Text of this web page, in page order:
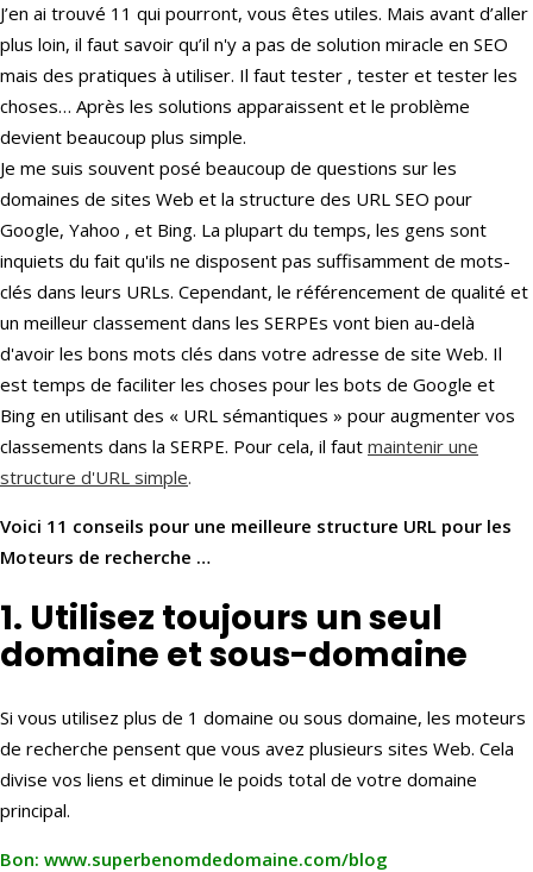
J’en ai trouvé 11 qui pourront, vous êtes utiles. Mais avant d’aller
plus loin, il faut savoir qu’il n'y a pas de solution miracle en SEO
mais des pratiques à utiliser. Il faut tester , tester et tester les
choses… Après les solutions apparaissent et le problème
devient beaucoup plus simple.
Je me suis souvent posé beaucoup de questions sur les
domaines de sites Web et la structure des URL SEO pour
Google, Yahoo , et Bing. La plupart du temps, les gens sont
inquiets du fait qu'ils ne disposent pas suffisamment de mots-
clés dans leurs URLs. Cependant, le référencement de qualité et
un meilleur classement dans les SERPEs vont bien au-delà
d'avoir les bons mots clés dans votre adresse de site Web. Il
est temps de faciliter les choses pour les bots de Google et
Bing en utilisant des « URL sémantiques » pour augmenter vos
classements dans la SERPE. Pour cela, il faut maintenir une
structure d'URL simple.
Voici 11 conseils pour une meilleure structure URL pour les
Moteurs de recherche …
1. Utilisez toujours un seul
domaine et sous-domaine
Si vous utilisez plus de 1 domaine ou sous domaine, les moteurs
de recherche pensent que vous avez plusieurs sites Web. Cela
divise vos liens et diminue le poids total de votre domaine
principal.
Bon: www.superbenomdedomaine.com/blog